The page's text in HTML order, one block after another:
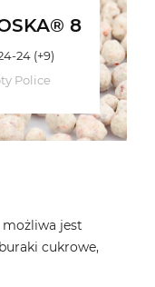
8
24 (+9)
Police
jest
cukrowe,